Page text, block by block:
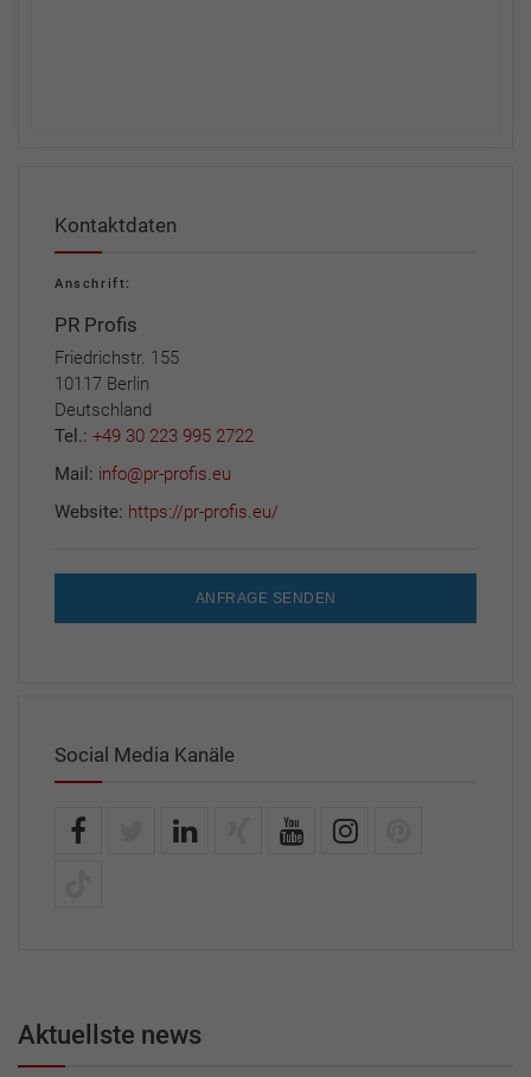
Kontaktdaten
Anschrift:
PR Profis
Friedrichstr. 155
10117 Berlin
Deutschland
Tel.: +49 30 223 995 2722
Mail: info@pr-profis.eu
Website: https://pr-profis.eu/
ANFRAGE SENDEN
Social Media Kanäle
Aktuellste news